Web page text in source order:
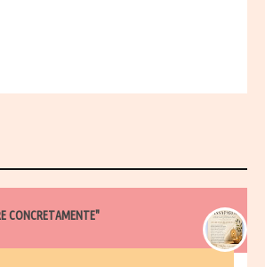
CONCRETAMENTE"